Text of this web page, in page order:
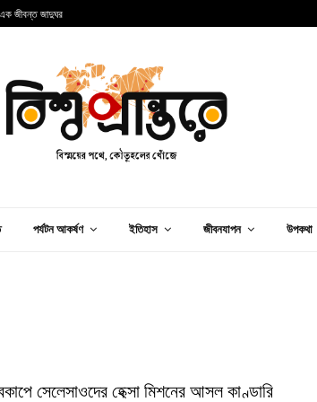
এক জীবন্ত জাদুঘর
পর্যটন আকর্ষণ ইতিহাস জীবনযাপন উপকথা
সেলেসাওদের হেক্সা মিশনের আসল কাণ্ডারি